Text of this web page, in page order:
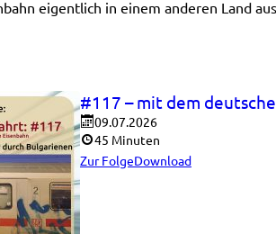
eigentlich in einem anderen Land
#117 – mit dem
09.07.2026
45 Minuten
Zur FolgeDownload